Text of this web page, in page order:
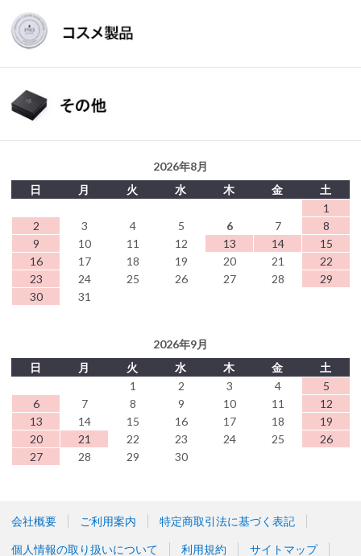
2026年8月
日
月 火 水 木 金
土
1
2
3 4 5 6 7
8
9
10 11 12 13 14
15
16
17 18 19 20 21
22
23
24 25 26 27 28
29
30
31
2026年9月
日
月 火 水 木 金
土
1
2 3 4
5
6
7 8 9 10 11
12
13
14 15 16 17 18
19
20
21 22 23 24 25
26
27
28 29 30
会社概要 ご利用案内 特定商取引法に基づく表記
個人情報の取り扱いについて 利用規約 サイトマップ